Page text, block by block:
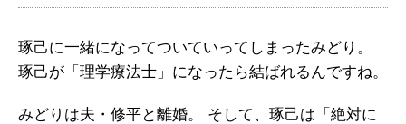
琢己に一緒になってついていってしまったみどり。
琢己が「理学療法士」になったら結ばれるんですね。
みどりは夫・修平と離婚。 そして、琢己は「絶対に